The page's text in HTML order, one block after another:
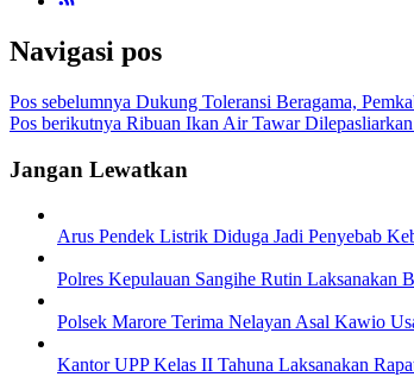
Navigasi pos
Pos sebelumnya Dukung Toleransi Beragama,
Pos berikutnya Ribuan Ikan Air Tawar
Jangan Lewatkan
Arus Pendek Listrik Diduga Jadi Penyebab
Polres Kepulauan Sangihe Rutin Laksanakan
Polsek Marore Terima Nelayan Asal Kawio
Kantor UPP Kelas II Tahuna Laksanakan